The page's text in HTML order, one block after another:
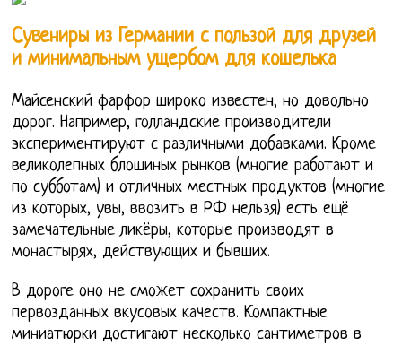
Сувениры из Германии с пользой для друзей
и минимальным ущербом для кошелька
Майсенский фарфор широко известен, но довольно
дорог. Например, голландские производители
экспериментируют с различными добавками. Кроме
великолепных блошиных рынков (многие работают и
по субботам) и отличных местных продуктов (многие
из которых, увы, ввозить в РФ нельзя) есть ещё
замечательные ликёры, которые производят в
монастырях, действующих и бывших.
В дороге оно не сможет сохранить своих
первозданных вкусовых качеств. Компактные
миниатюрки достигают несколько сантиметров в